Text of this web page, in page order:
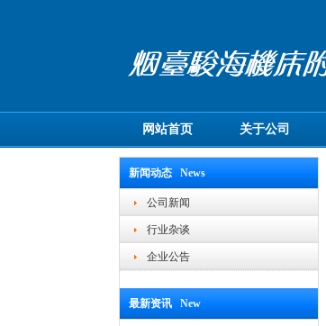
网站首页 关于公司
新闻动态 News
公司新闻
行业杂谈
企业公告
最新资讯 New